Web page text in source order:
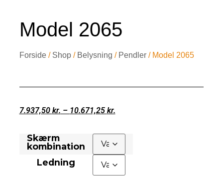
Model 2065
Forside/ Shop/ Belysning / Pendler/ Model 2065
7.937,50 kr. – 10.671,25 kr.
Skærm
kombination
Ledning